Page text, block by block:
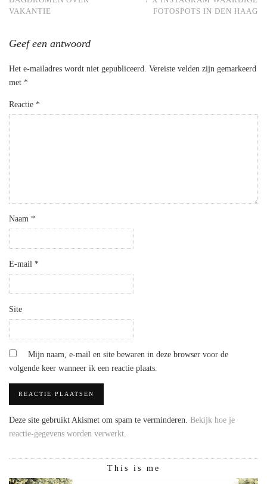
VAKANTIE
FOTOSPOTS IN DEN HAAG
Geef een antwoord
Het e-mailadres wordt niet gepubliceerd. Vereiste velden zijn gemarkeerd
met *
Reactie *
Naam *
E-mail *
Site
Mijn naam, e-mail en site bewaren in deze browser voor de
volgende keer wanneer ik een reactie plaats.
Deze site gebruikt Akismet om spam te verminderen. Bekijk hoe je
reactie-gegevens worden verwerkt.
This is me